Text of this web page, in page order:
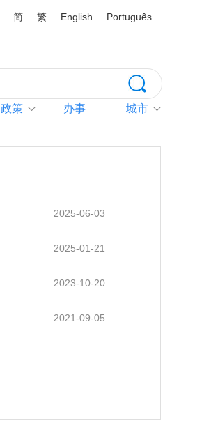
简 繁 English Português
政策 办事 城市
2025-06-03
2025-01-21
2023-10-20
2021-09-05